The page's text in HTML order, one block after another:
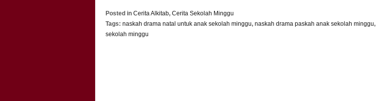
Posted in Cerita Alkitab, Cerita Sekolah Minggu
Tags: naskah drama natal untuk anak sekolah minggu, naskah drama paskah anak sekolah minggu,
sekolah minggu